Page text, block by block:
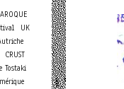
UK
CRUST
Tostaki